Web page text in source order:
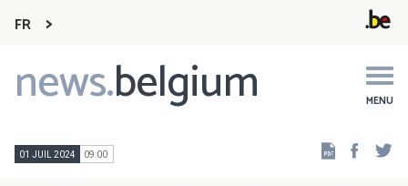
FR
news.belgium MENU
Main
navigation
01 JUIL 2024 09:00